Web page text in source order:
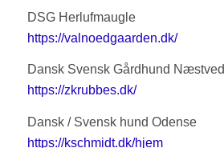
DSG Herlufmaugle
https://valnoedgaarden.dk/
Dansk Svensk Gårdhund Næstved
https://zkrubbes.dk/
Dansk / Svensk hund Odense
https://kschmidt.dk/hjem